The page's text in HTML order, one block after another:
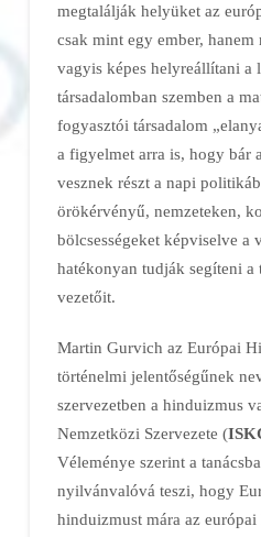
megtalálják helyüket az
csak mint egy ember,
vagyis képes helyreállítani a
társadalomban szemben a
fogyasztói társadalom
a figyelmet arra is, hogy bár
vesznek részt a napi
örökérvényű, nemzeteken,
bölcsességeket képviselve a
hatékonyan tudják segíteni
vezetőit.
Martin Gurvich az Európai
történelmi jelentőségűnek
szervezetben a hinduizmus
Nemzetközi Szervezete (
Véleménye szerint a
nyilvánvalóvá teszi, hogy
hinduizmust mára az